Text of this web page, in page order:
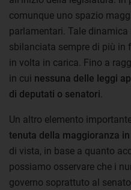
comunque uno spazio
parlamentari. Tale
sbilanciata sempre di più in
in volta in carica. Fino a
in cui nessuna delle leggi
di deputati o senatori.
Un altro elemento
tenuta della maggioranza
di vista, in base a quanto
possiamo osservare che i
governo soprattuto al